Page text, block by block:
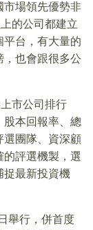
市場領先優勢非
的公司都建立
平台，有大量的
，也會跟很多公
市公司排行
股本回報率、總
選團隊、資深顧
的評選機製，選
捉最新投資機
舉行，併首度